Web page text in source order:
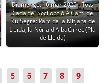
Diumenge, 16 mar 2025 - Tots
Diada del Soci opció A Camí del
Riu Segre: Parc de la Mitjana de
Lleida, la Nòria d'Albatàrrec (Pla
de Lleida)
5 6 7 8
9